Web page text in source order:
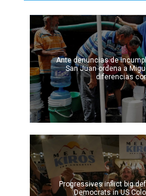
Ante denuncias de
San Juan ordena a
diferencias
Progressives inflict big
Democrats in US